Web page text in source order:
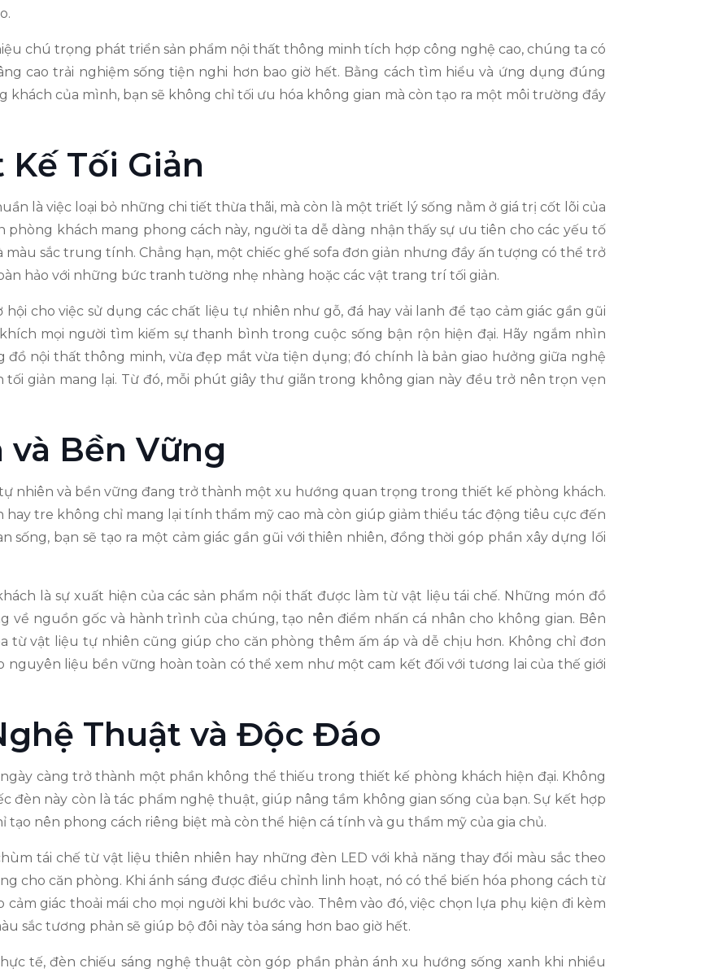
chú trọng phát triển sản phẩm nội thất thông minh tích hợp công nghệ cao, chúng ta có
cao trải nghiệm sống tiện nghi hơn bao giờ hết. Bằng cách tìm hiểu và ứng dụng đúng
khách của mình, bạn sẽ không chỉ tối ưu hóa không gian mà còn tạo ra một môi trường đầy
Tối Giản
là việc loại bỏ những chi tiết thừa thãi, mà còn là một triết lý sống nằm ở giá trị cốt lõi của
khách mang phong cách này, người ta dễ dàng nhận thấy sự ưu tiên cho các yếu tố
sắc trung tính. Chẳng hạn, một chiếc ghế sofa đơn giản nhưng đầy ấn tượng có thể trở
hảo với những bức tranh tường nhẹ nhàng hoặc các vật trang trí tối giản.
cho việc sử dụng các chất liệu tự nhiên như gỗ, đá hay vải lanh để tạo cảm giác gần gũi
mọi người tìm kiếm sự thanh bình trong cuộc sống bận rộn hiện đại. Hãy ngắm nhìn
nội thất thông minh, vừa đẹp mắt vừa tiện dụng; đó chính là bản giao hưởng giữa nghệ
giản mang lại. Từ đó, mỗi phút giây thư giãn trong không gian này đều trở nên trọn vẹn
Bền Vững
nhiên và bền vững đang trở thành một xu hướng quan trọng trong thiết kế phòng khách.
hay tre không chỉ mang lại tính thẩm mỹ cao mà còn giúp giảm thiểu tác động tiêu cực đến
sống, bạn sẽ tạo ra một cảm giác gần gũi với thiên nhiên, đồng thời góp phần xây dựng lối
là sự xuất hiện của các sản phẩm nội thất được làm từ vật liệu tái chế. Những món đồ
về nguồn gốc và hành trình của chúng, tạo nên điểm nhấn cá nhân cho không gian. Bên
từ vật liệu tự nhiên cũng giúp cho căn phòng thêm ấm áp và dễ chịu hơn. Không chỉ đơn
nguyên liệu bền vững hoàn toàn có thể xem như một cam kết đối với tương lai của thế giới
Thuật và Độc Đáo
càng trở thành một phần không thể thiếu trong thiết kế phòng khách hiện đại. Không
đèn này còn là tác phẩm nghệ thuật, giúp nâng tầm không gian sống của bạn. Sự kết hợp
nên phong cách riêng biệt mà còn thể hiện cá tính và gu thẩm mỹ của gia chủ.
tái chế từ vật liệu thiên nhiên hay những đèn LED với khả năng thay đổi màu sắc theo
cho căn phòng. Khi ánh sáng được điều chỉnh linh hoạt, nó có thể biến hóa phong cách từ
giác thoải mái cho mọi người khi bước vào. Thêm vào đó, việc chọn lựa phụ kiện đi kèm
sắc tương phản sẽ giúp bộ đôi này tỏa sáng hơn bao giờ hết.
tế, đèn chiếu sáng nghệ thuật còn góp phần phản ánh xu hướng sống xanh khi nhiều